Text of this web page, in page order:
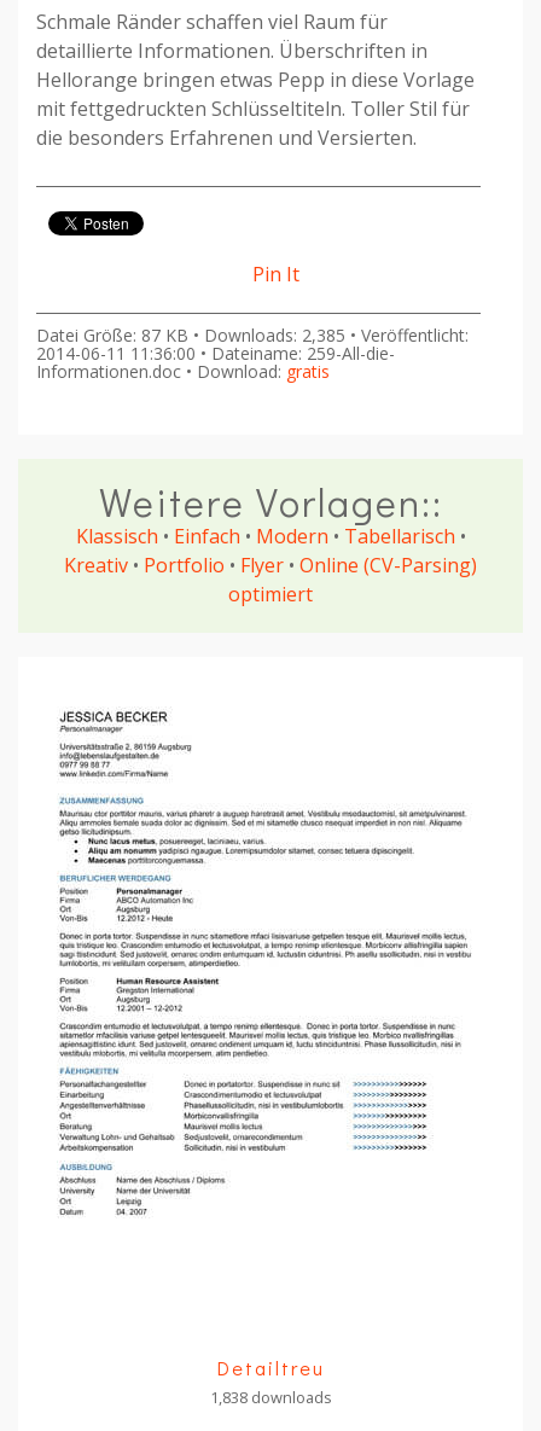
Schmale Ränder schaffen viel Raum für
detaillierte Informationen. Überschriften in
Hellorange bringen etwas Pepp in diese Vorlage
mit fettgedruckten Schlüsseltiteln. Toller Stil für
die besonders Erfahrenen und Versierten.
Pin It
Datei Größe: 87 KB • Downloads: 2,385 • Veröffentlicht:
2014-06-11 11:36:00 • Dateiname: 259-All-die-
Informationen.doc • Download: gratis
Weitere Vorlagen::
Klassisch • Einfach • Modern • Tabellarisch •
Kreativ • Portfolio • Flyer • Online (CV-Parsing)
optimiert
Detailtreu
1,838 downloads